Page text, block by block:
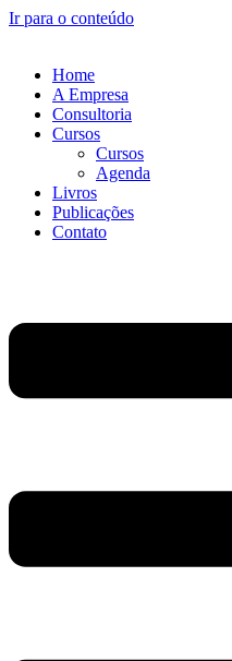
Ir para o conteúdo
Home
A Empresa
Consultoria
Cursos
Cursos
Agenda
Livros
Publicações
Contato